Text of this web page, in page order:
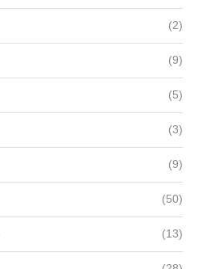
(2)
(9)
(5)
(3)
(9)
(50)
(13)